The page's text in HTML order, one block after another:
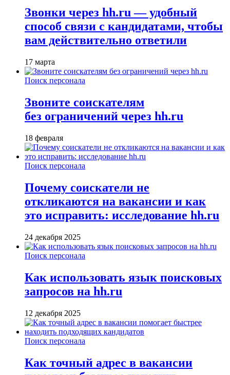
Звонки через hh.ru — удобный
способ связи с кандидатами, чтобы
вам действительно ответили
17 марта
Поиск персонала
Звоните соискателям
без ограничений через hh.ru
18 февраля
Поиск персонала
Почему соискатели не
откликаются на вакансии и как
это исправить: исследование hh.ru
24 декабря 2025
Поиск персонала
Как использовать язык поисковых
запросов на hh.ru
12 декабря 2025
Поиск персонала
Как точный адрес в вакансии